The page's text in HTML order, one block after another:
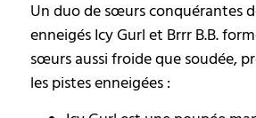
Un duo de sœurs conquérantes
enneigés Icy Gurl et Brrr B.B.
sœurs aussi froide que soudée,
les pistes enneigées :